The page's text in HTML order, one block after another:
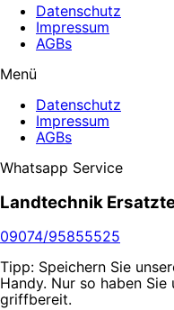
Datenschutz
Impressum
AGBs
Menü
Datenschutz
Impressum
AGBs
Whatsapp Service
Landtechnik
09074/95855525
Tipp: Speichern Sie
Handy. Nur so haben
griffbereit.